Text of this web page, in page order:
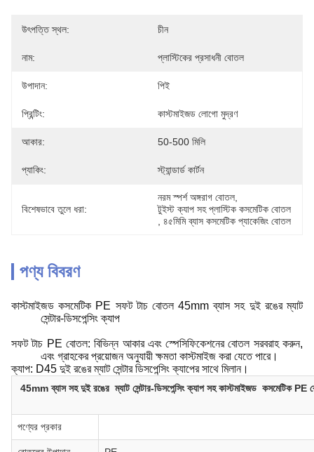
উৎপত্তি স্থল: চীন
নাম: প্লাস্টিকের প্রসাধনী বোতল
উপাদান: পিই
প্রিন্টিং: কাস্টমাইজড লোগো মুদ্রণ
আকার: 50-500 মিলি
প্যাকিং: স্ট্যান্ডার্ড কার্টন
বিশেষভাবে তুলে ধরা:
নরম স্পর্শ অঙ্গরাগ বোতল
টুইস্ট ক্যাপ সহ প্লাস্টিক কসমেটিক বোতল
৪৫মিমি ব্যাস কসমেটিক প্যাকেজিং বোতল
পণ্য বিবরণ
কাস্টমাইজড কসমেটিক PE সফট টাচ বোতল 45mm ব্যাস সহ দুই রঙের ম্যাট
সেন্টার-ডিসপেন্সিং ক্যাপ
সফট টাচ PE বোতল: বিভিন্ন আকার এবং স্পেসিফিকেশনের বোতল সরবরাহ করুন,
এবং গ্রাহকের প্রয়োজন অনুযায়ী ক্ষমতা কাস্টমাইজ করা যেতে পারে।
ক্যাপ: D45 দুই রঙের ম্যাট সেন্টার ডিসপেন্সিং ক্যাপের সাথে মিলান।
45mm ব্যাস সহ দুই রঙের ম্যাট সেন্টার-ডিসপেন্সিং ক্যাপ সহ কাস্টমাইজড কসমেটিক PE
পণ্যের প্রকার